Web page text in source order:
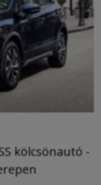
kölcsönautó -